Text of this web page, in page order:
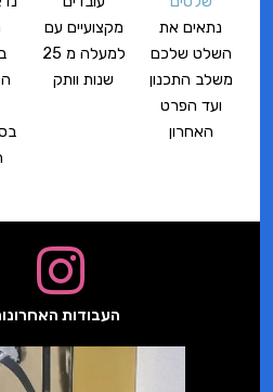
נתאים את
השלט שלכם
משלב התכנון
ועד הפרט
האחרון
מקצועיים עם
למעלה מ 25
שנות וותק
העבודות